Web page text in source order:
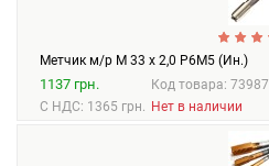
Метчик м/р М 33 х 2,0 Р6М5 (Ин.)
1137 грн.
С НДС: 1365 грн.
Код товара: 73987
Нет в наличии